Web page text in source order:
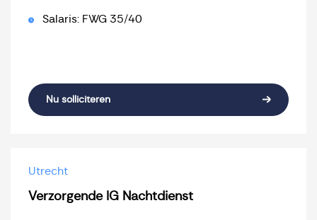
Salaris: FWG 35/40
Nu solliciteren
Utrecht
Verzorgende IG Nachtdienst